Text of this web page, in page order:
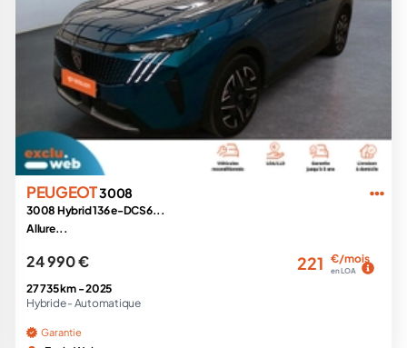
PEUGEOT3008
3008 Hybrid 136 e-DCS6...
Allure...
24 990 € 221 €/mois
en LOA
27 735 km -2025
Hybride - Automatique
Garantie